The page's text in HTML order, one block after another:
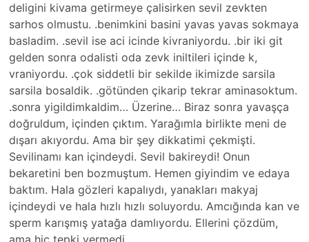
deligini kivama getirmeye çalisirken sevil zevkten
sarhos olmustu. .benimkini basini yavas yavas sokmaya
basladim. .sevil ise aci icinde kivraniyordu. .bir iki git
gelden sonra odalisti oda zevk iniltileri içinde k,
vraniyordu. .çok siddetli bir sekilde ikimizde sarsila
sarsila bosaldik. .götünden çikarip tekrar aminasoktum.
.sonra yigildimkaldim… Üzerine… Biraz sonra yavaşça
doğruldum, içinden çıktım. Yarağımla birlikte meni de
dışarı akıyordu. Ama bir şey dikkatimi çekmişti.
Sevilinamı kan içindeydi. Sevil bakireydi! Onun
bekaretini ben bozmuştum. Hemen giyindim ve edaya
baktım. Hala gözleri kapalıydı, yanakları makyaj
içindeydi ve hala hızlı hızlı soluyordu. Amcığında kan ve
sperm karışmış yatağa damlıyordu. Ellerini çözdüm,
ama hiç tepki vermedi.